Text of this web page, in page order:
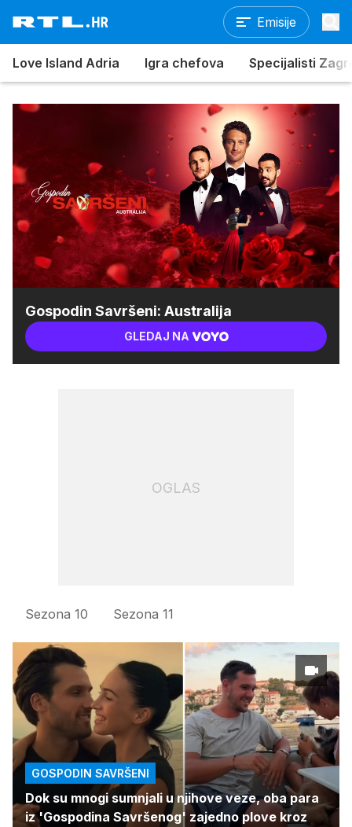
Emisije
Love Island Adria Igra chefova Specijalisti
Gospodin Savršeni: Australija
GLEDAJ NA
OGLAS
Sezona 10 Sezona 11
GOSPODIN SAVRŠENI
Dok su mnogi sumnjali u njihove veze, oba para
iz 'Gospodina Savršenog' zajedno plove kroz